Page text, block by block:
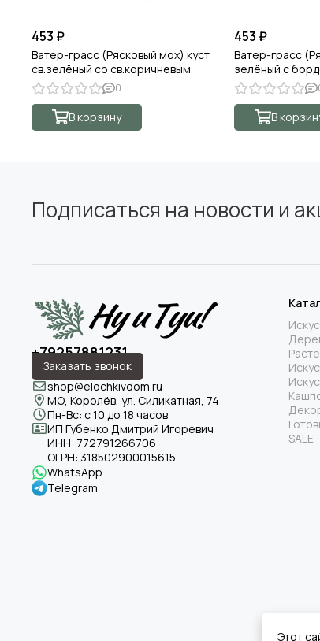
453 ₽
Ватер-грасс (Рясковый мох) куст
св.зелёный со св.коричневым
0
В корзину
453 ₽
Ватер-грасс
зелёный с
В
Подписаться на новости и
+79257881231
Заказать звонок
shop@elochkivdom.ru
МО, Королёв, ул. Силикатная, 74
Пн-Вс: с 10 до 18 часов
ИП Губенко Дмитрий Игоревич
ИНН: 772791266706
ОГРН: 318502900015615
WhatsApp
Telegram
SALE
Этот